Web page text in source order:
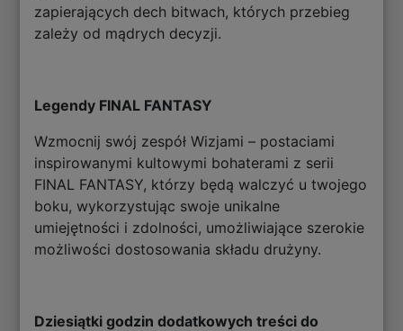
zapierających dech bitwach, których przebieg
zależy od mądrych decyzji.
Legendy FINAL FANTASY
Wzmocnij swój zespół Wizjami – postaciami
inspirowanymi kultowymi bohaterami z serii
FINAL FANTASY, którzy będą walczyć u twojego
boku, wykorzystując swoje unikalne
umiejętności i zdolności, umożliwiające szerokie
możliwości dostosowania składu drużyny.
Dziesiątki godzin dodatkowych treści do